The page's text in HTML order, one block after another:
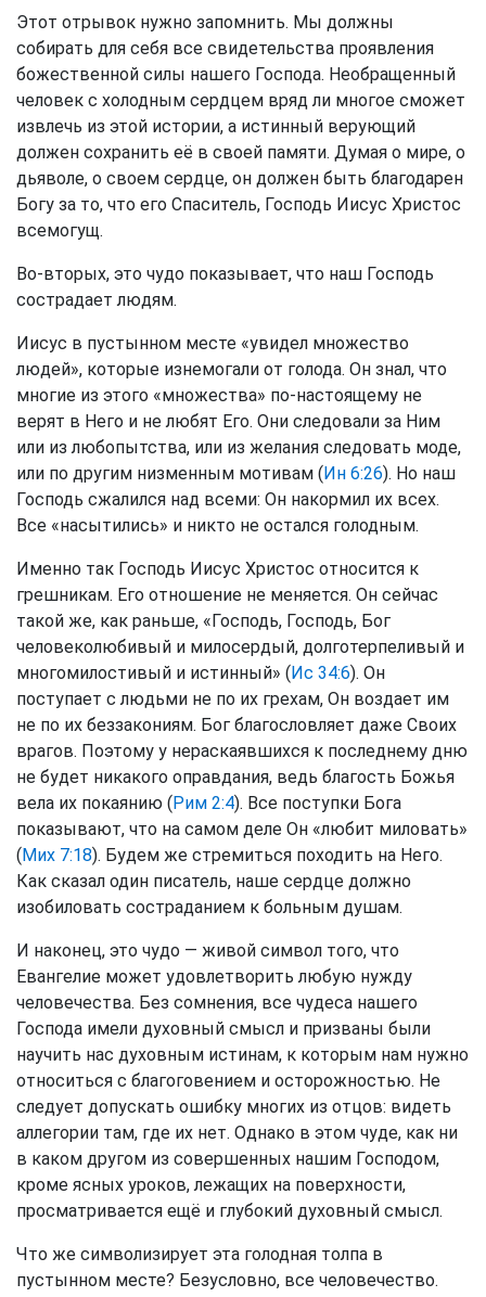
Этот отрывок нужно запомнить. Мы должны
собирать для себя все свидетельства проявления
божественной силы нашего Господа. Необращенный
человек с холодным сердцем вряд ли многое сможет
извлечь из этой истории, а истинный верующий
должен сохранить её в своей памяти. Думая о мире, о
дьяволе, о своем сердце, он должен быть благодарен
Богу за то, что его Спаситель, Господь Иисус Христос
всемогущ.
Во-вторых, это чудо показывает, что наш Господь
сострадает людям.
Иисус в пустынном месте «увидел множество
людей», которые изнемогали от голода. Он знал, что
многие из этого «множества» по-настоящему не
верят в Него и не любят Его. Они следовали за Ним
или из любопытства, или из желания следовать моде,
или по другим низменным мотивам (Ин 6:26). Но наш
Господь сжалился над всеми: Он накормил их всех.
Все «насытились» и никто не остался голодным.
Именно так Господь Иисус Христос относится к
грешникам. Его отношение не меняется. Он сейчас
такой же, как раньше, «Господь, Господь, Бог
человеколюбивый и милосердый, долготерпеливый и
многомилостивый и истинный» (Ис 34:6). Он
поступает с людьми не по их грехам, Он воздает им
не по их беззакониям. Бог благословляет даже Своих
врагов. Поэтому у нераскаявшихся к последнему дню
не будет никакого оправдания, ведь благость Божья
вела их покаянию (Рим 2:4). Все поступки Бога
показывают, что на самом деле Он «любит миловать»
(Мих 7:18). Будем же стремиться походить на Него.
Как сказал один писатель, наше сердце должно
изобиловать состраданием к больным душам.
И наконец, это чудо — живой символ того, что
Евангелие может удовлетворить любую нужду
человечества. Без сомнения, все чудеса нашего
Господа имели духовный смысл и призваны были
научить нас духовным истинам, к которым нам нужно
относиться с благоговением и осторожностью. Не
следует допускать ошибку многих из отцов: видеть
аллегории там, где их нет. Однако в этом чуде, как ни
в каком другом из совершенных нашим Господом,
кроме ясных уроков, лежащих на поверхности,
просматривается ещё и глубокий духовный смысл.
Что же символизирует эта голодная толпа в
пустынном месте? Безусловно, все человечество.